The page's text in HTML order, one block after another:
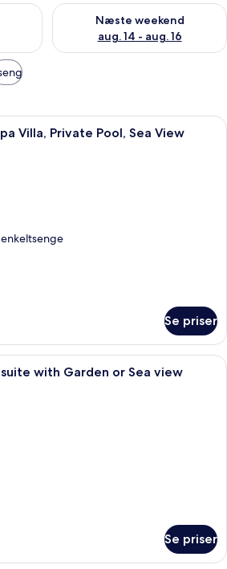
weekend aug. 7 - aug. 9
Næste weekend
aug. 14 - aug. 16
Tjek tilgængelighed for næste
Et moderne soveværelse med en
Villa, Private Pool, Sea View
Se priser
En rummelig stue med sofa,
with Garden or Sea view
Se priser